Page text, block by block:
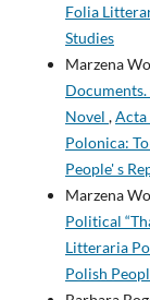
Folia
Studies
Marzena
Documents.
Novel ,Acta
Polonica:
People' s
Marzena
Political
Litteraria
Polish